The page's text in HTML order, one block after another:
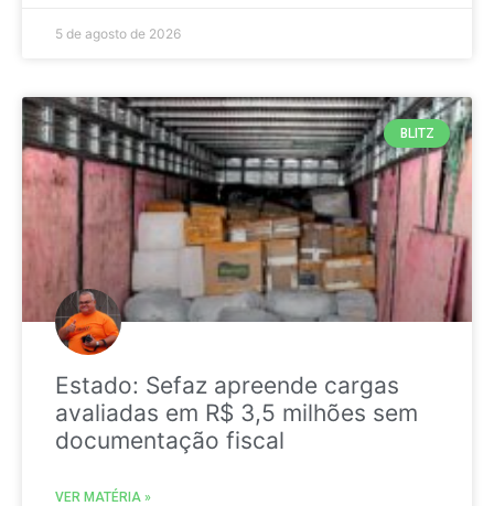
5 de agosto de 2026
BLITZ
Estado: Sefaz apreende cargas
avaliadas em R$ 3,5 milhões sem
documentação fiscal
VER MATÉRIA »